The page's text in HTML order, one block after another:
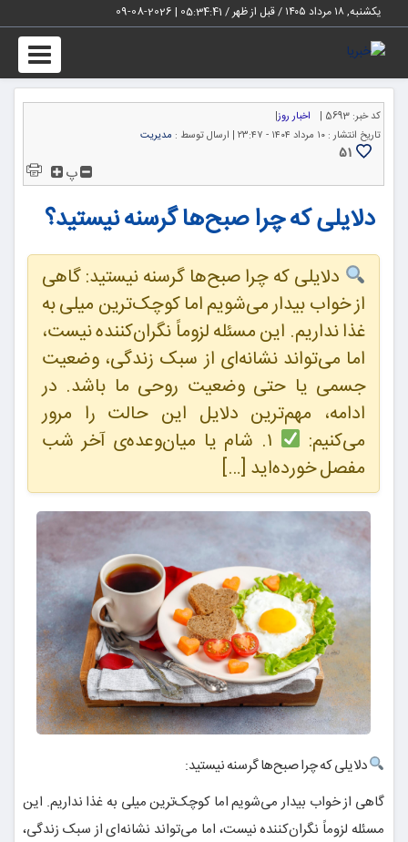
یکشنبه, ۱۸ مرداد ۱۴۰۵ / قبل از ظهر / 05:34:41
|
2026-08-09
کد خبر: 5693 | اخبار روز|
تاریخ انتشار : ۱۰ مرداد ۱۴۰۴ - ۲۳:۴۷ | ارسال توسط : مدیریت
51
پ
دلایلی که چرا صبح‌ها گرسنه نیستید؟
دلایلی که چرا صبح‌ها گرسنه نیستید: گاهی
از خواب بیدار می‌شویم اما کوچک‌ترین میلی به
غذا نداریم. این مسئله لزوماً نگران‌کننده نیست،
اما می‌تواند نشانه‌ای از سبک زندگی، وضعیت
جسمی یا حتی وضعیت روحی ما باشد. در
ادامه، مهم‌ترین دلایل این حالت را مرور
می‌کنیم:
۱. شام یا میان‌وعده‌ی آخر شب
مفصل خورده‌اید […]
دلایلی که چرا صبح‌ها گرسنه نیستید:
گاهی از خواب بیدار می‌شویم اما کوچک‌ترین میلی به غذا نداریم. این
مسئله لزوماً نگران‌کننده نیست، اما می‌تواند نشانه‌ای از سبک زندگی،